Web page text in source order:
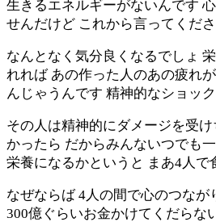
生きるエネルギーがないんです
せんだけど これから言ってくだ
なんとなく気分良くなるでしょ
れれば あの作った人のあの疲れ
んじゃうんです 精神的なショッ
その人は精神的にダメージを受
かったら だからみんないつでも
栄養になるかというと まあ4人
なぜならば 4人の間で心のつな
300億ぐらいお金かけてくだらな